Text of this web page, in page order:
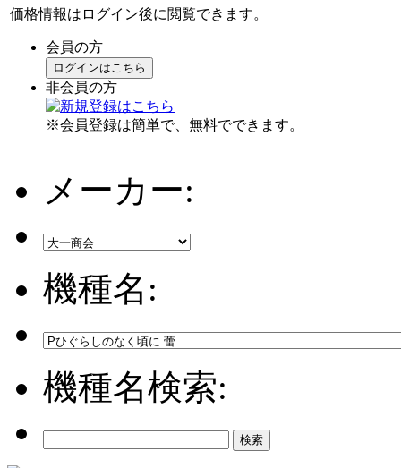
価格情報はログイン後に閲覧できます。
会員の方
ログインはこちら
非会員の方
※会員登録は簡単で、無料でできます。
メーカー:
機種名:
機種名検索: